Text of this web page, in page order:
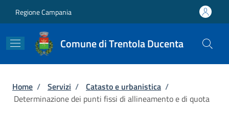
Regione Campania
Comune di Trentola Ducenta
Briciole di pane
Home / Servizi / Catasto e urbanistica /
Determinazione dei punti fissi di allineamento e di quota